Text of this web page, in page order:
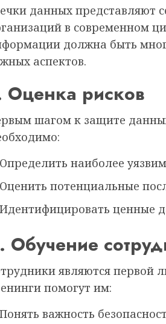
данных представляют
в современном
должна быть
аспектов.
Оценка рисков
шагом к защите
Определить наиболее
Оценить потенциальные
Идентифицировать ценные
Обучение
являются первой
помогут им:
Понять важность